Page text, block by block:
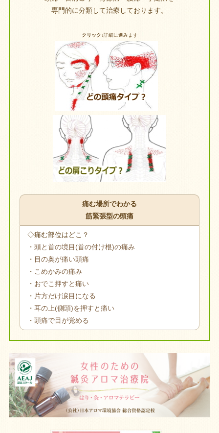
専門的に分類して治療しております。
クリック↓詳細に進みます
痛む場所でわかる
筋緊張型の頭痛
◇痛む部位はどこ？
・ 頭と首の境目(首の付け根)の痛み
・ 目の奥が痛い頭痛
・ こめかみの痛み
・ おでこ押すと痛い
・ 片方だけ涙目になる
・ 耳の上(側頭)を押すと痛い
・ 頭痛で目が覚める